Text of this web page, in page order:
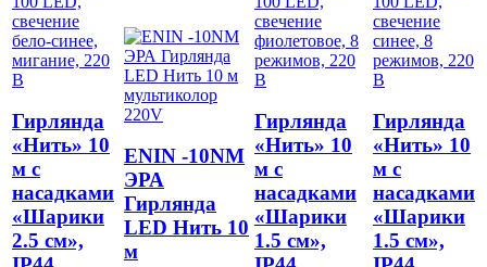
Гирлянда
«Нить» 10
м с
насадками
«Шарики
2.5 см»,
ENIN -10NM
ЭРА
Гирлянда
LED Нить 10
м
Гирлянда
«Нить» 10
м с
насадками
«Шарики
1.5 см»,
Гирлянда
«Нить» 10
м с
насадками
«Шарики
1.5 см»,